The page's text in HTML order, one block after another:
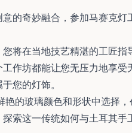
的奇妙融合，参加马赛克
将在当地技艺精湛的工匠
作坊都能让您无压力地享
您的灯饰。
的玻璃颜色和形状中选择
索这一传统如何与土耳其手